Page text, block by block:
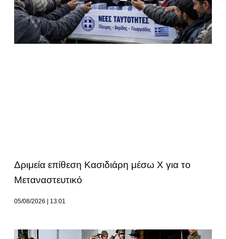
Δριμεία επίθεση Κασιδιάρη μέσω Χ για το
Μεταναστευτικό
05/08/2026 13:01